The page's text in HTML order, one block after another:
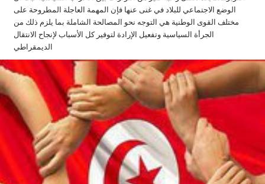
الوضع الاجتماعي للبلاد في غنى عنها فإن المهمة العاجلة المطروحة على
مختلف القوى الوطنية هي التوجه نحو المصالحة الشاملة بما يلزم ذلك من
الجرأة السياسية وتفعيل الإرادة لتوفير كل الأسباب لإنجاح الانتقال
الديمقراطي